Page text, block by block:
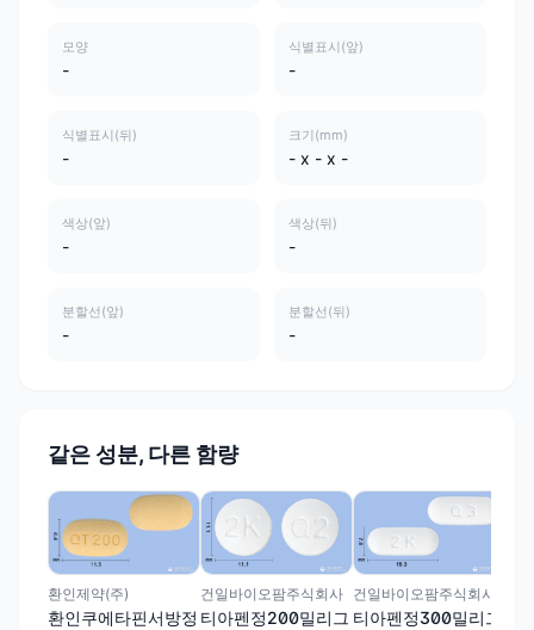
모양
-
식별표시(앞)
-
식별표시(뒤)
-
크기(mm)
- x - x -
색상(앞)
-
색상(뒤)
-
분할선(앞)
-
분할선(뒤)
-
같은 성분, 다른 함량
환인제약(주)
환인쿠에타핀서방정
건일바이오팜주식회사
티아펜정200밀리그
건일바이오팜주식회사
티아펜정300밀리그